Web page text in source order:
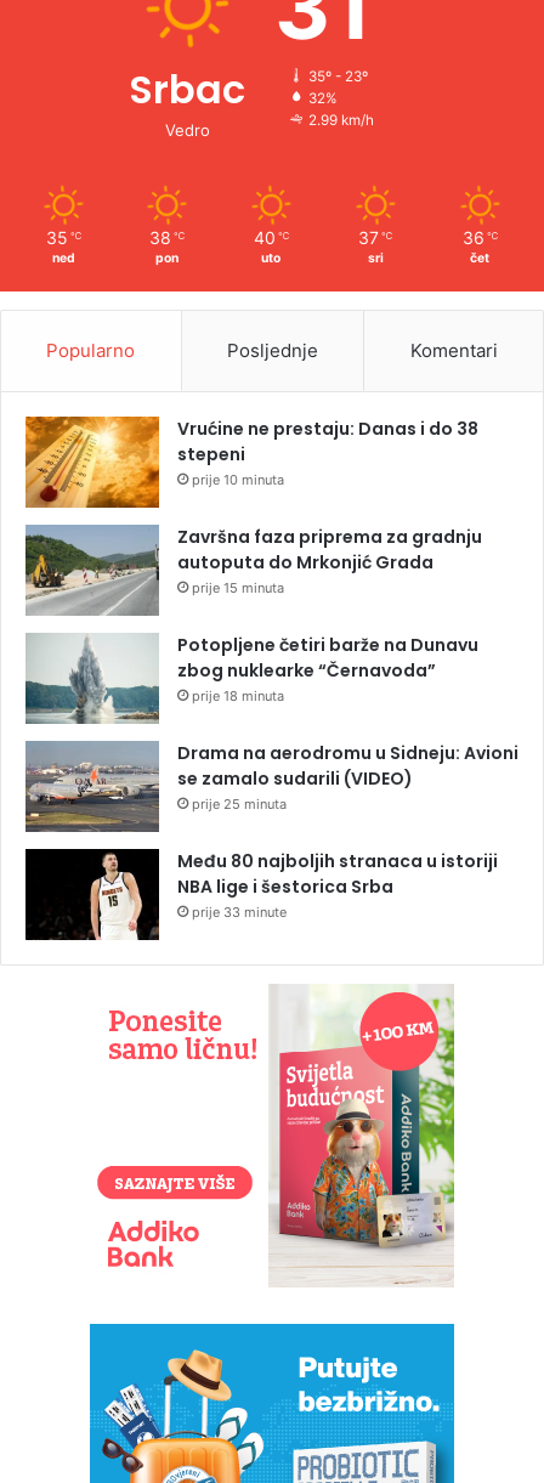
Srbac
Vedro
35º - 23º
32%
2.99 km/h
35 ℃
ned
38 ℃
pon
40 ℃
uto
37 ℃
sri
36 ℃
čet
Popularno Posljednje Komentari
Vrućine ne prestaju: Danas i do 38
stepeni
prije 10 minuta
Završna faza priprema za gradnju
autoputa do Mrkonjić Grada
prije 15 minuta
Potopljene četiri barže na Dunavu
zbog nuklearke “Černavoda”
prije 18 minuta
Drama na aerodromu u Sidneju: Avioni
se zamalo sudarili (VIDEO)
prije 25 minuta
Među 80 najboljih stranaca u istoriji
NBA lige i šestorica Srba
prije 33 minute